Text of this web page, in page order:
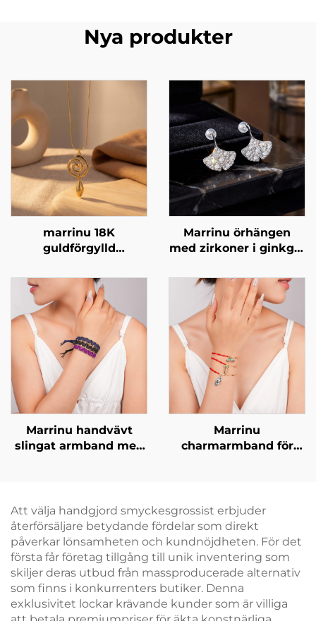
Nya produkter
marrinu 18K
guldförgylld
ormkedja halsband
BXG-02
Marrinu örhängen
med zirkoner i ginkgo-
med 925-silvrigt silver
Marrinu handvävt
slingat armband med
Marrinu
charmarmband för
Att välja handgjord smyckesgrossist erbjuder
återförsäljare betydande fördelar som direkt
påverkar lönsamheten och kundnöjdheten. För det
första får företag tillgång till unik inventering som
skiljer deras utbud från massproducerade alternativ
som finns i konkurrenters butiker. Denna
exklusivitet lockar krävande kunder som är villiga